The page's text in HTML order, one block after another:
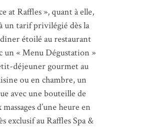
at Raffles », quant à elle,
un tarif privilégié dès la
étoilé au restaurant
un « Menu Dégustation »
déjeuner gourmet au
ou en chambre, un
avec une bouteille de
d’une heure en
exclusif au Raffles Spa &